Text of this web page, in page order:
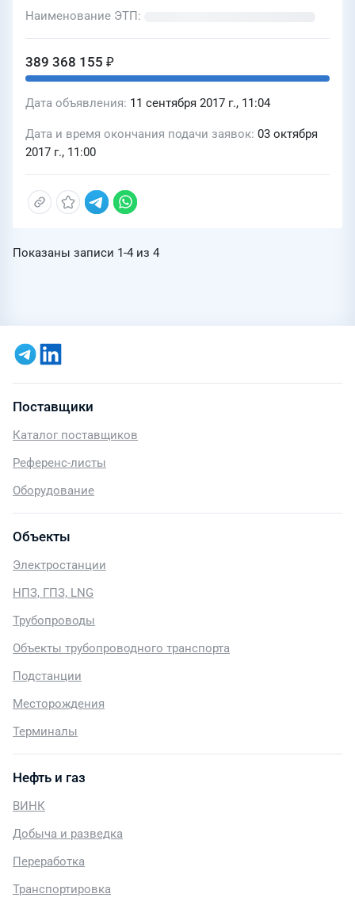
Наименование ЭТП
389 368 155 ₽
Дата объявления 11 сентября 2017 г., 11:04
Дата и время окончания подачи заявок 03 октября
2017 г., 11:00
Показаны записи 1-4 из 4
Поставщики
Каталог поставщиков
Референс-листы
Оборудование
Объекты
Электростанции
НПЗ, ГПЗ, LNG
Трубопроводы
Объекты трубопроводного транспорта
Подстанции
Месторождения
Терминалы
Нефть и газ
ВИНК
Добыча и разведка
Переработка
Транспортировка